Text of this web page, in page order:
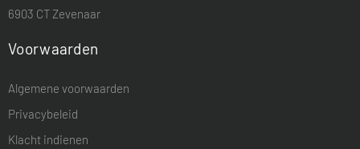
6903 CT Zevenaar
Voorwaarden
Algemene voorwaarden
Privacybeleid
Klacht indienen